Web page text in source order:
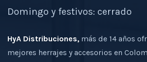
Domingo y festivos: cerrado
HyA Distribuciones, más de 14 años
mejores herrajes y accesorios en